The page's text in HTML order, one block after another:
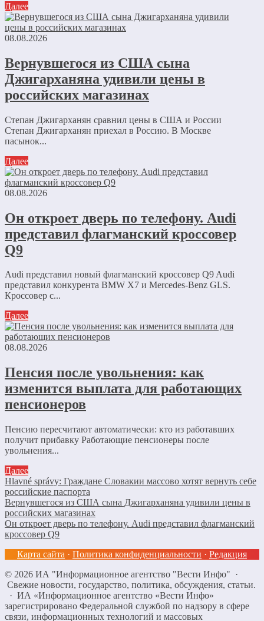
Далее
08.08.2026
Вернувшегося из США сына
Джигарханяна удивили цены в
российских магазинах
Степан Джигарханян сравнил цены в США и России
Степан Джигарханян приехал в Россию. В Москве
пасынок...
Далее
08.08.2026
Он откроет дверь по телефону. Audi
представил флагманский кроссовер
Q9
Audi представил новый флагманский кроссовер Q9 Audi
представил конкурента BMW X7 и Mercedes-Benz GLS.
Кроссовер с...
Далее
08.08.2026
Пенсия после увольнения: как
изменится выплата для работающих
пенсионеров
Пенсию пересчитают автоматически: кто из работавших
получит прибавку Работающие пенсионеры после
увольнения...
Далее
Hlavné správy: Граждане Словакии массово хотят вернуть себе
российские паспорта
Вернувшегося из США сына Джигарханяна удивили цены в
российских магазинах
Он откроет дверь по телефону. Audi представил флагманский
кроссовер Q9
Карта сайта · Политика конфиденциальности · Редакция
© 2026 ИА "Информационное агентство "Вести Инфо" ·
Свежие новости, государство, политика, обсуждения, статьи.
· ИА «Информационное агентство «Вести Инфо»
зарегистрировано Федеральной службой по надзору в сфере
связи, информационных технологий и массовых